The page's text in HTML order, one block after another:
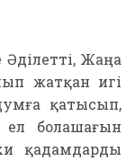
Әділетті, Жаңа
жатқан игі
қатысып,
болашағын
қадамдарды